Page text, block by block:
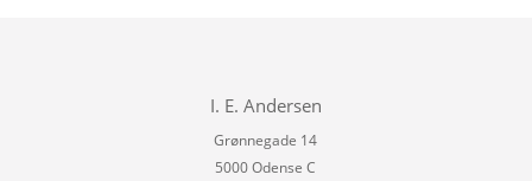
I. E. Andersen
Grønnegade 14
5000 Odense C